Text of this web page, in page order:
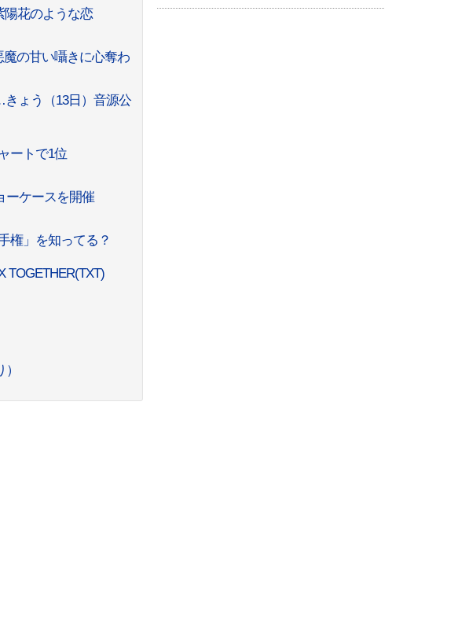
陽花のような恋
の甘い囁きに心奪わ
きょう（13日）音源公
ートで1位
ーケースを開催
権」を知ってる？
TOGETHER(TXT)